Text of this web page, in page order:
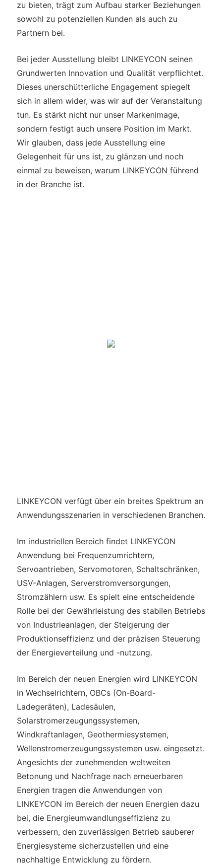
zu bieten, trägt zum Aufbau starker Beziehungen
sowohl zu potenziellen Kunden als auch zu
Partnern bei.
Bei jeder Ausstellung bleibt LINKEYCON seinen
Grundwerten Innovation und Qualität verpflichtet.
Dieses unerschütterliche Engagement spiegelt
sich in allem wider, was wir auf der Veranstaltung
tun. Es stärkt nicht nur unser Markenimage,
sondern festigt auch unsere Position im Markt.
Wir glauben, dass jede Ausstellung eine
Gelegenheit für uns ist, zu glänzen und noch
einmal zu beweisen, warum LINKEYCON führend
in der Branche ist.
LINKEYCON verfügt über ein breites Spektrum an
Anwendungsszenarien in verschiedenen Branchen.
Im industriellen Bereich findet LINKEYCON
Anwendung bei Frequenzumrichtern,
Servoantrieben, Servomotoren, Schaltschränken,
USV-Anlagen, Serverstromversorgungen,
Stromzählern usw. Es spielt eine entscheidende
Rolle bei der Gewährleistung des stabilen Betriebs
von Industrieanlagen, der Steigerung der
Produktionseffizienz und der präzisen Steuerung
der Energieverteilung und -nutzung.
Im Bereich der neuen Energien wird LINKEYCON
in Wechselrichtern, OBCs (On-Board-
Ladegeräten), Ladesäulen,
Solarstromerzeugungssystemen,
Windkraftanlagen, Geothermiesystemen,
Wellenstromerzeugungssystemen usw. eingesetzt.
Angesichts der zunehmenden weltweiten
Betonung und Nachfrage nach erneuerbaren
Energien tragen die Anwendungen von
LINKEYCON im Bereich der neuen Energien dazu
bei, die Energieumwandlungseffizienz zu
verbessern, den zuverlässigen Betrieb sauberer
Energiesysteme sicherzustellen und eine
nachhaltige Entwicklung zu fördern.